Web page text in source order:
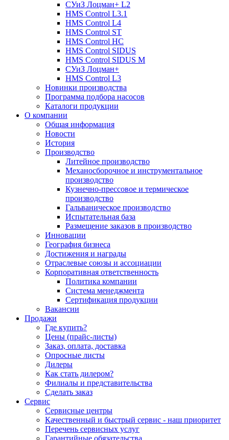
СУиЗ Лоцман+ L2
HMS Control L3.1
HMS Control L4
HMS Control ST
HMS Control HC
HMS Control SIDUS
HMS Control SIDUS M
СУиЗ Лоцман+
HMS Control L3
Новинки производства
Программа подбора насосов
Каталоги продукции
О компании
Общая информация
Новости
История
Производство
Литейное производство
Механосборочное и инструментальное
производство
Кузнечно-прессовое и термическое
производство
Гальваническое производство
Испытательная база
Размещение заказов в производство
Инновации
География бизнеса
Достижения и награды
Отраслевые союзы и ассоциации
Корпоративная ответственность
Политика компании
Система менеджмента
Сертификация продукции
Вакансии
Продажи
Где купить?
Цены (прайс-листы)
Заказ, оплата, доставка
Опросные листы
Дилеры
Как стать дилером?
Филиалы и представительства
Сделать заказ
Сервис
Сервисные центры
Качественный и быстрый сервис - наш приоритет
Перечень сервисных услуг
Гарантийные обязательства